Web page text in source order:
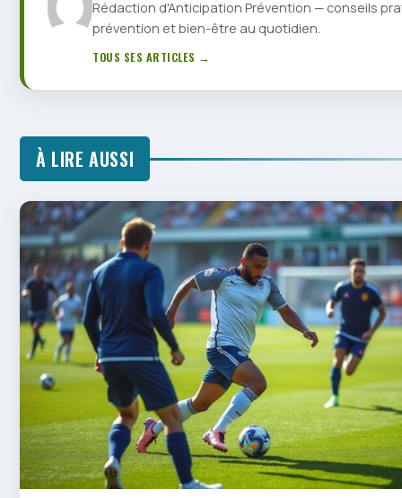
Rédaction d'Anticipation Prévention — conseils
prévention et bien-être au quotidien.
TOUS SES ARTICLES →
À LIRE AUSSI